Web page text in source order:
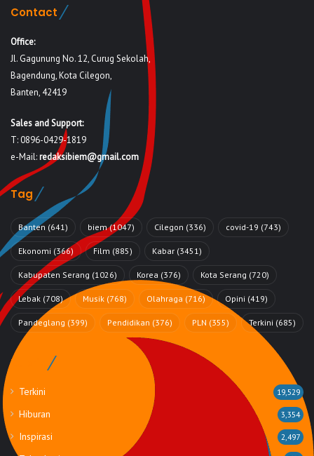
Contact
Office:
Jl. Gagunung No. 12, Curug Sekolah,
Bagendung, Kota Cilegon,
Banten, 42419
Sales and Support:
T: 0896-0429-1819
e-Mail:redaksibiem@gmail.com
Tag
Banten (641) biem(1047) Cilegon (336) covid-19 (743)
Ekonomi (366) Film (885) Kabar (3451)
Kabupaten Serang (1026) Korea (376) Kota Serang (720)
Lebak (708) Musik (768) Olahraga (716) Opini (419)
Pandeglang (399) Pendidikan (376) PLN (355) Terkini (685)
Rubrik
Terkini 19,529
Hiburan 3,354
Inspirasi 2,497